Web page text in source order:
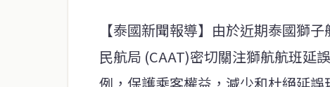
【泰國新聞報導】由於近期泰國獅
民航局 (CAAT)密切關注獅航航班延
例，保護乘客權益，減少和杜絕延誤